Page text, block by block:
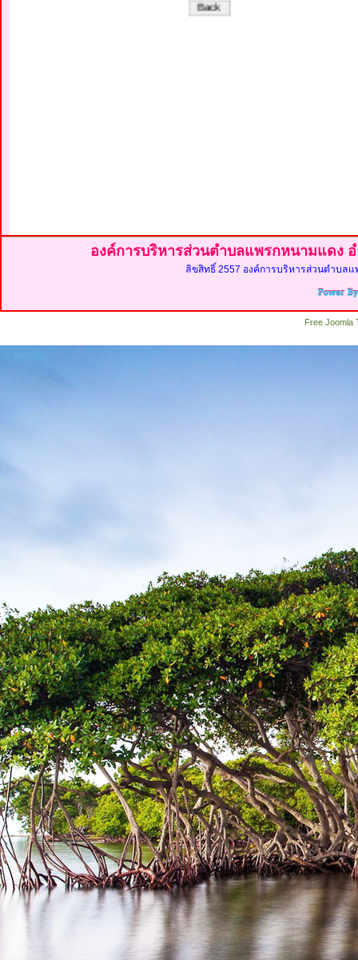
องค์การบริหารส่วนตำบลแพรกหนามแดง
ลิขสิทธิ์ 2557 องค์การบริหารส่วนตำบล
Free Joomla